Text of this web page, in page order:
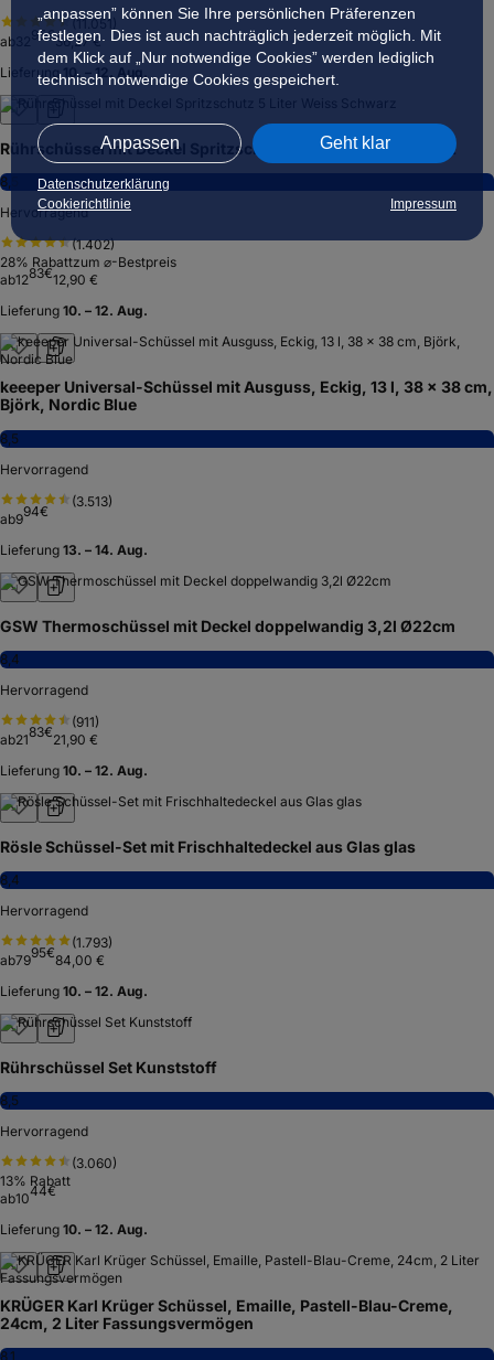
„anpassen” können Sie Ihre persönlichen Präferenzen
festlegen. Dies ist auch nachträglich jederzeit möglich. Mit
dem Klick auf „Nur notwendige Cookies” werden lediglich
technisch notwendige Cookies gespeichert.
Anpassen Geht klar
Datenschutzerklärung
Cookierichtlinie
Impressum
(11.051
ab
95€36,27 €
Lieferung
10. – 12. Aug.
Rührschüssel mit Deckel Spritzschutz 5 Liter Weiss Schwarz
8,5
Hervorragend
(1.402)
28% Rabattzum ⌀-Bestpreis
ab1283€12,90 €
Lieferung 10. – 12. Aug.
keeeper Universal-Schüssel mit Ausguss, Eckig, 13 l, 38 x 38 cm,
Björk, Nordic Blue
8,5
Hervorragend
(3.513)
ab994€
Lieferung 13. – 14. Aug.
GSW Thermoschüssel mit Deckel doppelwandig 3,2l Ø22cm
8,4
Hervorragend
(911)
ab2183€21,90 €
Lieferung 10. – 12. Aug.
Rösle Schüssel-Set mit Frischhaltedeckel aus Glas glas
8,4
Hervorragend
(1.793)
ab7995€84,00 €
Lieferung 10. – 12. Aug.
Rührschüssel Set Kunststoff
8,5
Hervorragend
(3.060)
13% Rabatt
ab1044€
Lieferung 10. – 12. Aug.
KRÜGER Karl Krüger Schüssel, Emaille, Pastell-Blau-Creme,
24cm, 2 Liter Fassungsvermögen
8,1